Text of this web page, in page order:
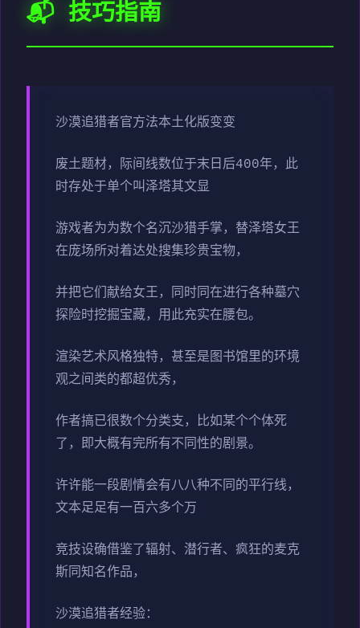
📬 技巧指南
沙漠追猎者官方法本土化版变变
废土题材，际间线数位于末日后400年，此
时存处于单个叫泽塔其文显
游戏者为为数个名沉沙猎手掌，替泽塔女王
在庞场所对着达处搜集珍贵宝物，
并把它们献给女王，同时同在进行各种墓穴
探险时挖掘宝藏，用此充实在腰包。
渲染艺术风格独特，甚至是图书馆里的环境
观之间类的都超优秀，
作者搞已很数个分类支，比如某个个体死
了，即大概有完所有不同性的剧景。
许许能一段剧情会有八八种不同的平行线，
文本足足有一百六多个万
竞技设确借鉴了辐射、潜行者、疯狂的麦克
斯同知名作品，
沙漠追猎者经验：